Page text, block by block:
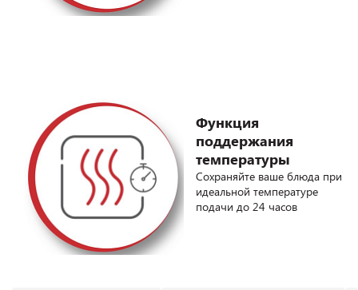
Функция
поддержания
температуры
Сохраняйте ваше блюда при
идеальной температуре
подачи до 24 часов